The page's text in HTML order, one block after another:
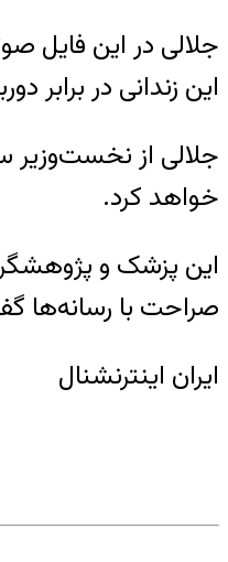
جلالی در این فایل
این زندانی در برابر
جلالی از نخست‌وزیر
خواهد کرد.
این پزشک و
صراحت با رسانه‌ها
ایران اینترنشنال